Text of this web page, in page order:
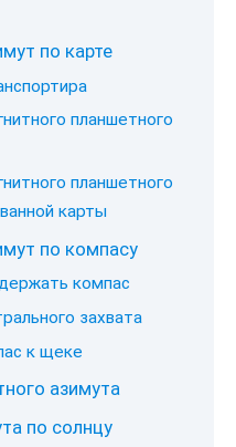
по карте
планшетного
планшетного
карты
по компасу
компас
захвата
к щеке
азимута
по солнцу